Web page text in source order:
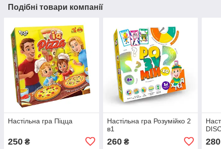
Подібні товари компанії
Настільна гра Піцца
250 ₴
Настільна гра Розумійко 2
в1
260₴ 280